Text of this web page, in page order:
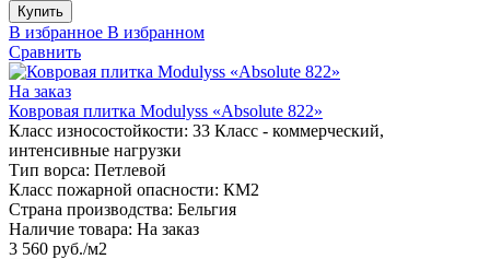
Купить
В избранное В избранном
Сравнить
На заказ
Ковровая плитка Modulyss «Absolute 822»
Класс износостойкости: 33 Класс - коммерческий,
интенсивные нагрузки
Тип ворса: Петлевой
Класс пожарной опасности: КМ2
Страна производства: Бельгия
Наличие товара: На заказ
3 560 руб./м2